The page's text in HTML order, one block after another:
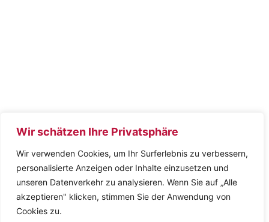
Wir schätzen Ihre Privatsphäre
Wir verwenden Cookies, um Ihr Surferlebnis zu verbessern,
personalisierte Anzeigen oder Inhalte einzusetzen und
unseren Datenverkehr zu analysieren. Wenn Sie auf „Alle
akzeptieren" klicken, stimmen Sie der Anwendung von
Cookies zu.